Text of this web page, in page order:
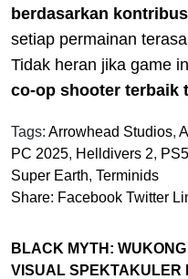
berdasarkan
setiap permainan
Tidak heran jika game
co-op shooter terbaik
Tags: Arrowhead Studios,
PC 2025, Helldivers 2,
Super Earth, Terminids
Share: Facebook Twitter
BLACK MYTH:
VISUAL SPEKTAKULER